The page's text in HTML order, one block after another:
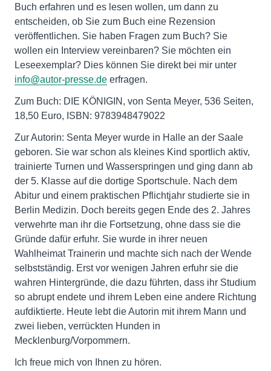
Buch erfahren und es lesen wollen, um dann zu
entscheiden, ob Sie zum Buch eine Rezension
veröffentlichen. Sie haben Fragen zum Buch? Sie
wollen ein Interview vereinbaren? Sie möchten ein
Leseexemplar? Dies können Sie direkt bei mir unter
info@autor-presse.de erfragen.
Zum Buch: DIE KÖNIGIN, von Senta Meyer, 536 Seiten,
18,50 Euro, ISBN: 9783948479022
Zur Autorin: Senta Meyer wurde in Halle an der Saale
geboren. Sie war schon als kleines Kind sportlich aktiv,
trainierte Turnen und Wasserspringen und ging dann ab
der 5. Klasse auf die dortige Sportschule. Nach dem
Abitur und einem praktischen Pflichtjahr studierte sie in
Berlin Medizin. Doch bereits gegen Ende des 2. Jahres
verwehrte man ihr die Fortsetzung, ohne dass sie die
Gründe dafür erfuhr. Sie wurde in ihrer neuen
Wahlheimat Trainerin und machte sich nach der Wende
selbstständig. Erst vor wenigen Jahren erfuhr sie die
wahren Hintergründe, die dazu führten, dass ihr Studium
so abrupt endete und ihrem Leben eine andere Richtung
aufdiktierte. Heute lebt die Autorin mit ihrem Mann und
zwei lieben, verrückten Hunden in
Mecklenburg/Vorpommern.
Ich freue mich von Ihnen zu hören.